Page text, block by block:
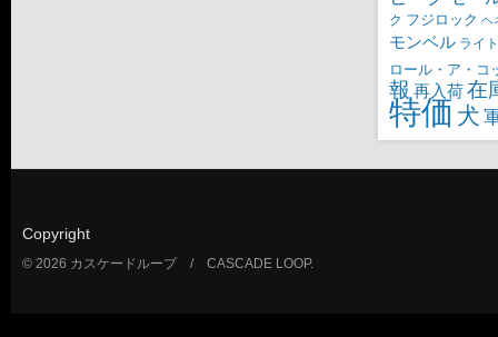
ク フジロック ヘ
モンベル ライト
ロール・ア・コ
報 再入荷在
特価 犬
Copyright
© 2026 カスケードループ / CASCADE LOOP.